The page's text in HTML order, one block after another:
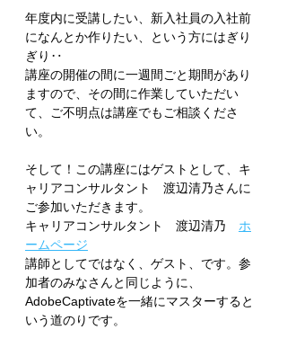
年度内に受講したい、新入社員の入社前
になんとか作りたい、という方にはぎり
ぎり‥
講座の開催の間に一週間ごと期間があり
ますので、その間に作業していただい
て、ご不明点は講座でもご相談くださ
い。
そして！この講座にはゲストとして、キ
ャリアコンサルタント　渡辺清乃さんに
ご参加いただきます。
キャリアコンサルタント　渡辺清乃 ホ
ームページ
講師としてではなく、ゲスト、です。参
加者のみなさんと同じように、
AdobeCaptivateを一緒にマスターすると
いう道のりです。